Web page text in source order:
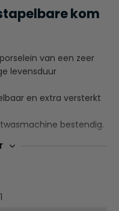
kom
van een zeer
levensduur
en extra versterkt
bestendig.
chipbestendig
hitte- en